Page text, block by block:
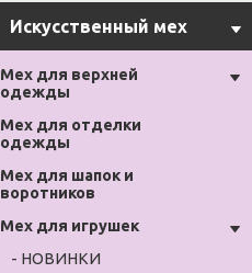
Искусственный мех
Мех для верхней
одежды
Мех для отделки
одежды
Мех для шапок и
воротников
Мех для игрушек
- НОВИНКИ